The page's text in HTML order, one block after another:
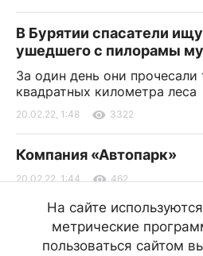
В Бурятии спасатели
ушедшего с пилорамы
За один день они прочесали
квадратных километра леса
20.02.22, 1:48 3322
Компания «Автопарк»
20.02.22, 1:44 462
В Улан-Удэ днём до -12
Возможен небольшой снег
На сайте
метрические
пользоваться сайтом